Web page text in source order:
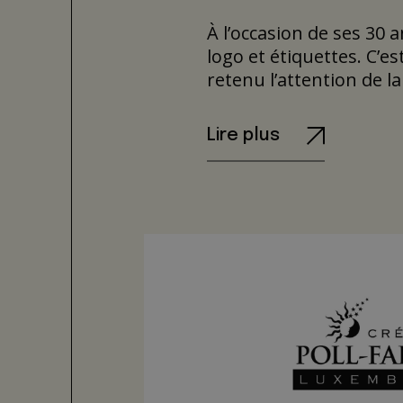
À l’occasion de ses
logo et étiquettes.
retenu l’attention de
Logo et
abandonnent leur
Un cordon de
forme si particulière
l’ensemble et lui
Lire plus